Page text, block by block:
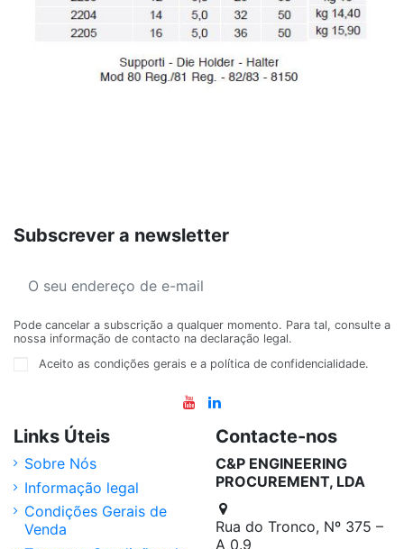
Subscrever a newsletter
Pode cancelar a subscrição a qualquer momento. Para tal, consulte a
nossa informação de contacto na declaração legal.
Aceito as condições gerais e a política de confidencialidade.
Links Úteis
Sobre Nós
Informação legal
Condições Gerais de
Venda
Contacte-nos
C&P ENGINEERING
PROCUREMENT, LDA
Rua do Tronco, Nº 375 –
A 0.9